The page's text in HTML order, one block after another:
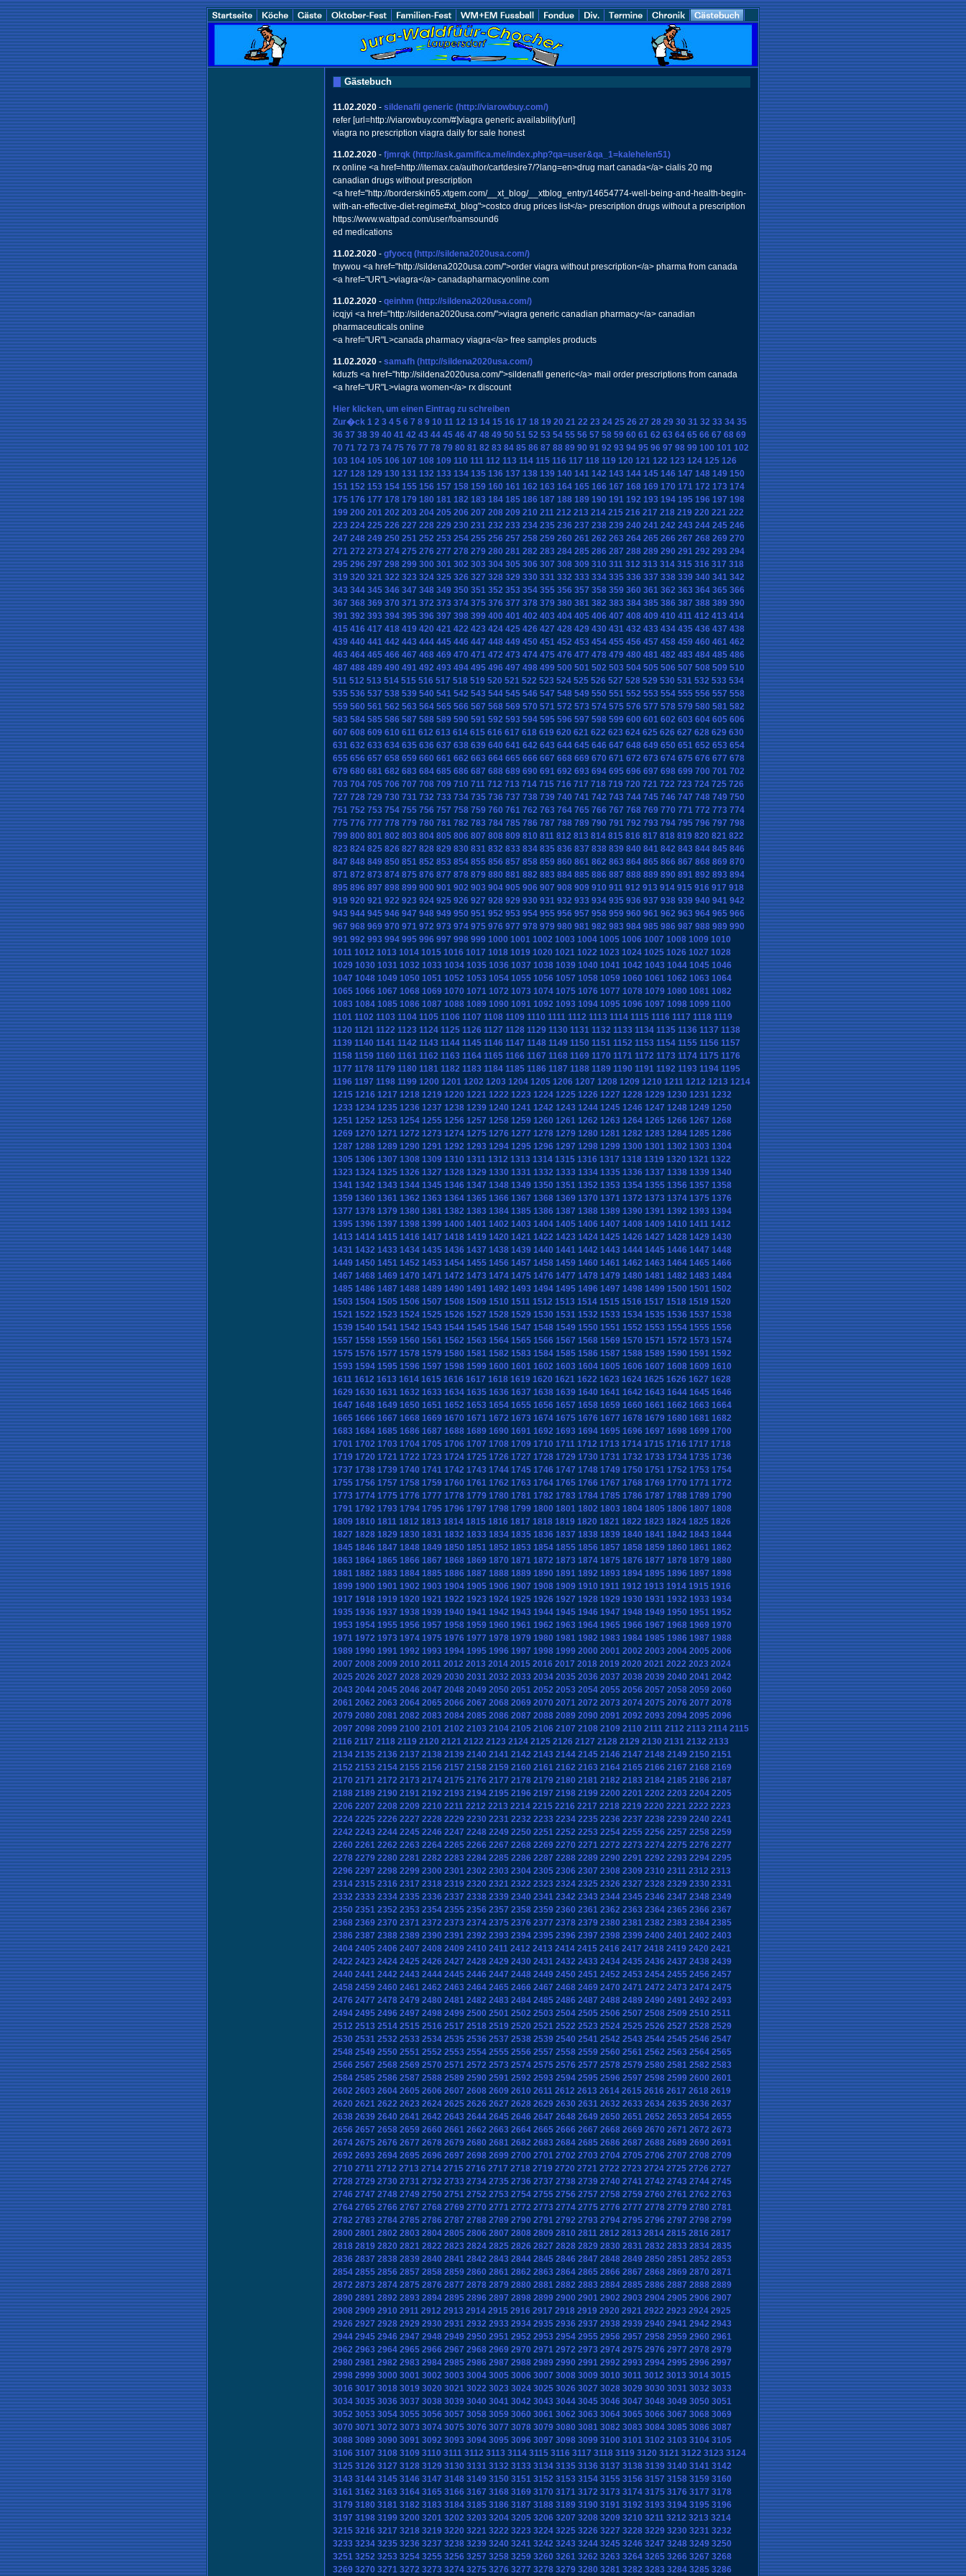
Gästebuch
11.02.2020 - sildenafil generic (http://viarowbuy.com/)
refer [url=http://viarowbuy.com/#]viagra generic availability[/url]
viagra no prescription viagra daily for sale honest
11.02.2020 - fjmrqk (http://ask.gamifica.me/index.php?qa=user&qa_1=kalehelen51)
rx online <a href=http://itemax.ca/author/cartdesire7/?lang=en>drug mart canada</a> cialis 20 mg
canadian drugs without prescription
<a href="http://borderskin65.xtgem.com/__xt_blog/__xtblog_entry/14654774-well-being-and-health-begin-
with-an-effective-diet-regime#xt_blog">costco drug prices list</a> prescription drugs without a prescription
https://www.wattpad.com/user/foamsound6
ed medications
11.02.2020 - gfyocq (http://sildena2020usa.com/)
tnywou <a href="http://sildena2020usa.com/">order viagra without prescription</a> pharma from canada
<a href="UR"L>viagra</a> canadapharmacyonline.com
11.02.2020 - qeinhm (http://sildena2020usa.com/)
icqjyi <a href="http://sildena2020usa.com/">viagra generic canadian pharmacy</a> canadian
pharmaceuticals online
<a href="UR"L>canada pharmacy viagra</a> free samples products
11.02.2020 - samafh (http://sildena2020usa.com/)
kduzfs <a href="http://sildena2020usa.com/">sildenafil generic</a> mail order prescriptions from canada
<a href="UR"L>viagra women</a> rx discount
Hier klicken, um einen Eintrag zu schreiben
Zur�ck 1 2 3 4 5 6 7 8 9 10 11 12 13 14 15 16 17 18 19 20 21 22 23 24 25 26 27 28 29 30 31 32 33 34 35
36 37 38 39 40 41 42 43 44 45 46 47 48 49 50 51 52 53 54 55 56 57 58 59 60 61 62 63 64 65 66 67 68 69
70 71 72 73 74 75 76 77 78 79 80 81 82 83 84 85 86 87 88 89 90 91 92 93 94 95 96 97 98 99 100 101 102
103 104 105 106 107 108 109 110 111 112 113 114 115 116 117 118 119 120 121 122 123 124 125 126
127 128 129 130 131 132 133 134 135 136 137 138 139 140 141 142 143 144 145 146 147 148 149 150
151 152 153 154 155 156 157 158 159 160 161 162 163 164 165 166 167 168 169 170 171 172 173 174
175 176 177 178 179 180 181 182 183 184 185 186 187 188 189 190 191 192 193 194 195 196 197 198
199 200 201 202 203 204 205 206 207 208 209 210 211 212 213 214 215 216 217 218 219 220 221 222
223 224 225 226 227 228 229 230 231 232 233 234 235 236 237 238 239 240 241 242 243 244 245 246
247 248 249 250 251 252 253 254 255 256 257 258 259 260 261 262 263 264 265 266 267 268 269 270
271 272 273 274 275 276 277 278 279 280 281 282 283 284 285 286 287 288 289 290 291 292 293 294
295 296 297 298 299 300 301 302 303 304 305 306 307 308 309 310 311 312 313 314 315 316 317 318
319 320 321 322 323 324 325 326 327 328 329 330 331 332 333 334 335 336 337 338 339 340 341 342
343 344 345 346 347 348 349 350 351 352 353 354 355 356 357 358 359 360 361 362 363 364 365 366
367 368 369 370 371 372 373 374 375 376 377 378 379 380 381 382 383 384 385 386 387 388 389 390
391 392 393 394 395 396 397 398 399 400 401 402 403 404 405 406 407 408 409 410 411 412 413 414
415 416 417 418 419 420 421 422 423 424 425 426 427 428 429 430 431 432 433 434 435 436 437 438
439 440 441 442 443 444 445 446 447 448 449 450 451 452 453 454 455 456 457 458 459 460 461 462
463 464 465 466 467 468 469 470 471 472 473 474 475 476 477 478 479 480 481 482 483 484 485 486
487 488 489 490 491 492 493 494 495 496 497 498 499 500 501 502 503 504 505 506 507 508 509 510
511 512 513 514 515 516 517 518 519 520 521 522 523 524 525 526 527 528 529 530 531 532 533 534
535 536 537 538 539 540 541 542 543 544 545 546 547 548 549 550 551 552 553 554 555 556 557 558
559 560 561 562 563 564 565 566 567 568 569 570 571 572 573 574 575 576 577 578 579 580 581 582
583 584 585 586 587 588 589 590 591 592 593 594 595 596 597 598 599 600 601 602 603 604 605 606
607 608 609 610 611 612 613 614 615 616 617 618 619 620 621 622 623 624 625 626 627 628 629 630
631 632 633 634 635 636 637 638 639 640 641 642 643 644 645 646 647 648 649 650 651 652 653 654
655 656 657 658 659 660 661 662 663 664 665 666 667 668 669 670 671 672 673 674 675 676 677 678
679 680 681 682 683 684 685 686 687 688 689 690 691 692 693 694 695 696 697 698 699 700 701 702
703 704 705 706 707 708 709 710 711 712 713 714 715 716 717 718 719 720 721 722 723 724 725 726
727 728 729 730 731 732 733 734 735 736 737 738 739 740 741 742 743 744 745 746 747 748 749 750
751 752 753 754 755 756 757 758 759 760 761 762 763 764 765 766 767 768 769 770 771 772 773 774
775 776 777 778 779 780 781 782 783 784 785 786 787 788 789 790 791 792 793 794 795 796 797 798
799 800 801 802 803 804 805 806 807 808 809 810 811 812 813 814 815 816 817 818 819 820 821 822
823 824 825 826 827 828 829 830 831 832 833 834 835 836 837 838 839 840 841 842 843 844 845 846
847 848 849 850 851 852 853 854 855 856 857 858 859 860 861 862 863 864 865 866 867 868 869 870
871 872 873 874 875 876 877 878 879 880 881 882 883 884 885 886 887 888 889 890 891 892 893 894
895 896 897 898 899 900 901 902 903 904 905 906 907 908 909 910 911 912 913 914 915 916 917 918
919 920 921 922 923 924 925 926 927 928 929 930 931 932 933 934 935 936 937 938 939 940 941 942
943 944 945 946 947 948 949 950 951 952 953 954 955 956 957 958 959 960 961 962 963 964 965 966
967 968 969 970 971 972 973 974 975 976 977 978 979 980 981 982 983 984 985 986 987 988 989 990
991 992 993 994 995 996 997 998 999 1000 1001 1002 1003 1004 1005 1006 1007 1008 1009 1010
1011 1012 1013 1014 1015 1016 1017 1018 1019 1020 1021 1022 1023 1024 1025 1026 1027 1028
1029 1030 1031 1032 1033 1034 1035 1036 1037 1038 1039 1040 1041 1042 1043 1044 1045 1046
1047 1048 1049 1050 1051 1052 1053 1054 1055 1056 1057 1058 1059 1060 1061 1062 1063 1064
1065 1066 1067 1068 1069 1070 1071 1072 1073 1074 1075 1076 1077 1078 1079 1080 1081 1082
1083 1084 1085 1086 1087 1088 1089 1090 1091 1092 1093 1094 1095 1096 1097 1098 1099 1100
1101 1102 1103 1104 1105 1106 1107 1108 1109 1110 1111 1112 1113 1114 1115 1116 1117 1118 1119
1120 1121 1122 1123 1124 1125 1126 1127 1128 1129 1130 1131 1132 1133 1134 1135 1136 1137 1138
1139 1140 1141 1142 1143 1144 1145 1146 1147 1148 1149 1150 1151 1152 1153 1154 1155 1156 1157
1158 1159 1160 1161 1162 1163 1164 1165 1166 1167 1168 1169 1170 1171 1172 1173 1174 1175 1176
1177 1178 1179 1180 1181 1182 1183 1184 1185 1186 1187 1188 1189 1190 1191 1192 1193 1194 1195
1196 1197 1198 1199 1200 1201 1202 1203 1204 1205 1206 1207 1208 1209 1210 1211 1212 1213 1214
1215 1216 1217 1218 1219 1220 1221 1222 1223 1224 1225 1226 1227 1228 1229 1230 1231 1232
1233 1234 1235 1236 1237 1238 1239 1240 1241 1242 1243 1244 1245 1246 1247 1248 1249 1250
1251 1252 1253 1254 1255 1256 1257 1258 1259 1260 1261 1262 1263 1264 1265 1266 1267 1268
1269 1270 1271 1272 1273 1274 1275 1276 1277 1278 1279 1280 1281 1282 1283 1284 1285 1286
1287 1288 1289 1290 1291 1292 1293 1294 1295 1296 1297 1298 1299 1300 1301 1302 1303 1304
1305 1306 1307 1308 1309 1310 1311 1312 1313 1314 1315 1316 1317 1318 1319 1320 1321 1322
1323 1324 1325 1326 1327 1328 1329 1330 1331 1332 1333 1334 1335 1336 1337 1338 1339 1340
1341 1342 1343 1344 1345 1346 1347 1348 1349 1350 1351 1352 1353 1354 1355 1356 1357 1358
1359 1360 1361 1362 1363 1364 1365 1366 1367 1368 1369 1370 1371 1372 1373 1374 1375 1376
1377 1378 1379 1380 1381 1382 1383 1384 1385 1386 1387 1388 1389 1390 1391 1392 1393 1394
1395 1396 1397 1398 1399 1400 1401 1402 1403 1404 1405 1406 1407 1408 1409 1410 1411 1412
1413 1414 1415 1416 1417 1418 1419 1420 1421 1422 1423 1424 1425 1426 1427 1428 1429 1430
1431 1432 1433 1434 1435 1436 1437 1438 1439 1440 1441 1442 1443 1444 1445 1446 1447 1448
1449 1450 1451 1452 1453 1454 1455 1456 1457 1458 1459 1460 1461 1462 1463 1464 1465 1466
1467 1468 1469 1470 1471 1472 1473 1474 1475 1476 1477 1478 1479 1480 1481 1482 1483 1484
1485 1486 1487 1488 1489 1490 1491 1492 1493 1494 1495 1496 1497 1498 1499 1500 1501 1502
1503 1504 1505 1506 1507 1508 1509 1510 1511 1512 1513 1514 1515 1516 1517 1518 1519 1520
1521 1522 1523 1524 1525 1526 1527 1528 1529 1530 1531 1532 1533 1534 1535 1536 1537 1538
1539 1540 1541 1542 1543 1544 1545 1546 1547 1548 1549 1550 1551 1552 1553 1554 1555 1556
1557 1558 1559 1560 1561 1562 1563 1564 1565 1566 1567 1568 1569 1570 1571 1572 1573 1574
1575 1576 1577 1578 1579 1580 1581 1582 1583 1584 1585 1586 1587 1588 1589 1590 1591 1592
1593 1594 1595 1596 1597 1598 1599 1600 1601 1602 1603 1604 1605 1606 1607 1608 1609 1610
1611 1612 1613 1614 1615 1616 1617 1618 1619 1620 1621 1622 1623 1624 1625 1626 1627 1628
1629 1630 1631 1632 1633 1634 1635 1636 1637 1638 1639 1640 1641 1642 1643 1644 1645 1646
1647 1648 1649 1650 1651 1652 1653 1654 1655 1656 1657 1658 1659 1660 1661 1662 1663 1664
1665 1666 1667 1668 1669 1670 1671 1672 1673 1674 1675 1676 1677 1678 1679 1680 1681 1682
1683 1684 1685 1686 1687 1688 1689 1690 1691 1692 1693 1694 1695 1696 1697 1698 1699 1700
1701 1702 1703 1704 1705 1706 1707 1708 1709 1710 1711 1712 1713 1714 1715 1716 1717 1718
1719 1720 1721 1722 1723 1724 1725 1726 1727 1728 1729 1730 1731 1732 1733 1734 1735 1736
1737 1738 1739 1740 1741 1742 1743 1744 1745 1746 1747 1748 1749 1750 1751 1752 1753 1754
1755 1756 1757 1758 1759 1760 1761 1762 1763 1764 1765 1766 1767 1768 1769 1770 1771 1772
1773 1774 1775 1776 1777 1778 1779 1780 1781 1782 1783 1784 1785 1786 1787 1788 1789 1790
1791 1792 1793 1794 1795 1796 1797 1798 1799 1800 1801 1802 1803 1804 1805 1806 1807 1808
1809 1810 1811 1812 1813 1814 1815 1816 1817 1818 1819 1820 1821 1822 1823 1824 1825 1826
1827 1828 1829 1830 1831 1832 1833 1834 1835 1836 1837 1838 1839 1840 1841 1842 1843 1844
1845 1846 1847 1848 1849 1850 1851 1852 1853 1854 1855 1856 1857 1858 1859 1860 1861 1862
1863 1864 1865 1866 1867 1868 1869 1870 1871 1872 1873 1874 1875 1876 1877 1878 1879 1880
1881 1882 1883 1884 1885 1886 1887 1888 1889 1890 1891 1892 1893 1894 1895 1896 1897 1898
1899 1900 1901 1902 1903 1904 1905 1906 1907 1908 1909 1910 1911 1912 1913 1914 1915 1916
1917 1918 1919 1920 1921 1922 1923 1924 1925 1926 1927 1928 1929 1930 1931 1932 1933 1934
1935 1936 1937 1938 1939 1940 1941 1942 1943 1944 1945 1946 1947 1948 1949 1950 1951 1952
1953 1954 1955 1956 1957 1958 1959 1960 1961 1962 1963 1964 1965 1966 1967 1968 1969 1970
1971 1972 1973 1974 1975 1976 1977 1978 1979 1980 1981 1982 1983 1984 1985 1986 1987 1988
1989 1990 1991 1992 1993 1994 1995 1996 1997 1998 1999 2000 2001 2002 2003 2004 2005 2006
2007 2008 2009 2010 2011 2012 2013 2014 2015 2016 2017 2018 2019 2020 2021 2022 2023 2024
2025 2026 2027 2028 2029 2030 2031 2032 2033 2034 2035 2036 2037 2038 2039 2040 2041 2042
2043 2044 2045 2046 2047 2048 2049 2050 2051 2052 2053 2054 2055 2056 2057 2058 2059 2060
2061 2062 2063 2064 2065 2066 2067 2068 2069 2070 2071 2072 2073 2074 2075 2076 2077 2078
2079 2080 2081 2082 2083 2084 2085 2086 2087 2088 2089 2090 2091 2092 2093 2094 2095 2096
2097 2098 2099 2100 2101 2102 2103 2104 2105 2106 2107 2108 2109 2110 2111 2112 2113 2114 2115
2116 2117 2118 2119 2120 2121 2122 2123 2124 2125 2126 2127 2128 2129 2130 2131 2132 2133
2134 2135 2136 2137 2138 2139 2140 2141 2142 2143 2144 2145 2146 2147 2148 2149 2150 2151
2152 2153 2154 2155 2156 2157 2158 2159 2160 2161 2162 2163 2164 2165 2166 2167 2168 2169
2170 2171 2172 2173 2174 2175 2176 2177 2178 2179 2180 2181 2182 2183 2184 2185 2186 2187
2188 2189 2190 2191 2192 2193 2194 2195 2196 2197 2198 2199 2200 2201 2202 2203 2204 2205
2206 2207 2208 2209 2210 2211 2212 2213 2214 2215 2216 2217 2218 2219 2220 2221 2222 2223
2224 2225 2226 2227 2228 2229 2230 2231 2232 2233 2234 2235 2236 2237 2238 2239 2240 2241
2242 2243 2244 2245 2246 2247 2248 2249 2250 2251 2252 2253 2254 2255 2256 2257 2258 2259
2260 2261 2262 2263 2264 2265 2266 2267 2268 2269 2270 2271 2272 2273 2274 2275 2276 2277
2278 2279 2280 2281 2282 2283 2284 2285 2286 2287 2288 2289 2290 2291 2292 2293 2294 2295
2296 2297 2298 2299 2300 2301 2302 2303 2304 2305 2306 2307 2308 2309 2310 2311 2312 2313
2314 2315 2316 2317 2318 2319 2320 2321 2322 2323 2324 2325 2326 2327 2328 2329 2330 2331
2332 2333 2334 2335 2336 2337 2338 2339 2340 2341 2342 2343 2344 2345 2346 2347 2348 2349
2350 2351 2352 2353 2354 2355 2356 2357 2358 2359 2360 2361 2362 2363 2364 2365 2366 2367
2368 2369 2370 2371 2372 2373 2374 2375 2376 2377 2378 2379 2380 2381 2382 2383 2384 2385
2386 2387 2388 2389 2390 2391 2392 2393 2394 2395 2396 2397 2398 2399 2400 2401 2402 2403
2404 2405 2406 2407 2408 2409 2410 2411 2412 2413 2414 2415 2416 2417 2418 2419 2420 2421
2422 2423 2424 2425 2426 2427 2428 2429 2430 2431 2432 2433 2434 2435 2436 2437 2438 2439
2440 2441 2442 2443 2444 2445 2446 2447 2448 2449 2450 2451 2452 2453 2454 2455 2456 2457
2458 2459 2460 2461 2462 2463 2464 2465 2466 2467 2468 2469 2470 2471 2472 2473 2474 2475
2476 2477 2478 2479 2480 2481 2482 2483 2484 2485 2486 2487 2488 2489 2490 2491 2492 2493
2494 2495 2496 2497 2498 2499 2500 2501 2502 2503 2504 2505 2506 2507 2508 2509 2510 2511
2512 2513 2514 2515 2516 2517 2518 2519 2520 2521 2522 2523 2524 2525 2526 2527 2528 2529
2530 2531 2532 2533 2534 2535 2536 2537 2538 2539 2540 2541 2542 2543 2544 2545 2546 2547
2548 2549 2550 2551 2552 2553 2554 2555 2556 2557 2558 2559 2560 2561 2562 2563 2564 2565
2566 2567 2568 2569 2570 2571 2572 2573 2574 2575 2576 2577 2578 2579 2580 2581 2582 2583
2584 2585 2586 2587 2588 2589 2590 2591 2592 2593 2594 2595 2596 2597 2598 2599 2600 2601
2602 2603 2604 2605 2606 2607 2608 2609 2610 2611 2612 2613 2614 2615 2616 2617 2618 2619
2620 2621 2622 2623 2624 2625 2626 2627 2628 2629 2630 2631 2632 2633 2634 2635 2636 2637
2638 2639 2640 2641 2642 2643 2644 2645 2646 2647 2648 2649 2650 2651 2652 2653 2654 2655
2656 2657 2658 2659 2660 2661 2662 2663 2664 2665 2666 2667 2668 2669 2670 2671 2672 2673
2674 2675 2676 2677 2678 2679 2680 2681 2682 2683 2684 2685 2686 2687 2688 2689 2690 2691
2692 2693 2694 2695 2696 2697 2698 2699 2700 2701 2702 2703 2704 2705 2706 2707 2708 2709
2710 2711 2712 2713 2714 2715 2716 2717 2718 2719 2720 2721 2722 2723 2724 2725 2726 2727
2728 2729 2730 2731 2732 2733 2734 2735 2736 2737 2738 2739 2740 2741 2742 2743 2744 2745
2746 2747 2748 2749 2750 2751 2752 2753 2754 2755 2756 2757 2758 2759 2760 2761 2762 2763
2764 2765 2766 2767 2768 2769 2770 2771 2772 2773 2774 2775 2776 2777 2778 2779 2780 2781
2782 2783 2784 2785 2786 2787 2788 2789 2790 2791 2792 2793 2794 2795 2796 2797 2798 2799
2800 2801 2802 2803 2804 2805 2806 2807 2808 2809 2810 2811 2812 2813 2814 2815 2816 2817
2818 2819 2820 2821 2822 2823 2824 2825 2826 2827 2828 2829 2830 2831 2832 2833 2834 2835
2836 2837 2838 2839 2840 2841 2842 2843 2844 2845 2846 2847 2848 2849 2850 2851 2852 2853
2854 2855 2856 2857 2858 2859 2860 2861 2862 2863 2864 2865 2866 2867 2868 2869 2870 2871
2872 2873 2874 2875 2876 2877 2878 2879 2880 2881 2882 2883 2884 2885 2886 2887 2888 2889
2890 2891 2892 2893 2894 2895 2896 2897 2898 2899 2900 2901 2902 2903 2904 2905 2906 2907
2908 2909 2910 2911 2912 2913 2914 2915 2916 2917 2918 2919 2920 2921 2922 2923 2924 2925
2926 2927 2928 2929 2930 2931 2932 2933 2934 2935 2936 2937 2938 2939 2940 2941 2942 2943
2944 2945 2946 2947 2948 2949 2950 2951 2952 2953 2954 2955 2956 2957 2958 2959 2960 2961
2962 2963 2964 2965 2966 2967 2968 2969 2970 2971 2972 2973 2974 2975 2976 2977 2978 2979
2980 2981 2982 2983 2984 2985 2986 2987 2988 2989 2990 2991 2992 2993 2994 2995 2996 2997
2998 2999 3000 3001 3002 3003 3004 3005 3006 3007 3008 3009 3010 3011 3012 3013 3014 3015
3016 3017 3018 3019 3020 3021 3022 3023 3024 3025 3026 3027 3028 3029 3030 3031 3032 3033
3034 3035 3036 3037 3038 3039 3040 3041 3042 3043 3044 3045 3046 3047 3048 3049 3050 3051
3052 3053 3054 3055 3056 3057 3058 3059 3060 3061 3062 3063 3064 3065 3066 3067 3068 3069
3070 3071 3072 3073 3074 3075 3076 3077 3078 3079 3080 3081 3082 3083 3084 3085 3086 3087
3088 3089 3090 3091 3092 3093 3094 3095 3096 3097 3098 3099 3100 3101 3102 3103 3104 3105
3106 3107 3108 3109 3110 3111 3112 3113 3114 3115 3116 3117 3118 3119 3120 3121 3122 3123 3124
3125 3126 3127 3128 3129 3130 3131 3132 3133 3134 3135 3136 3137 3138 3139 3140 3141 3142
3143 3144 3145 3146 3147 3148 3149 3150 3151 3152 3153 3154 3155 3156 3157 3158 3159 3160
3161 3162 3163 3164 3165 3166 3167 3168 3169 3170 3171 3172 3173 3174 3175 3176 3177 3178
3179 3180 3181 3182 3183 3184 3185 3186 3187 3188 3189 3190 3191 3192 3193 3194 3195 3196
3197 3198 3199 3200 3201 3202 3203 3204 3205 3206 3207 3208 3209 3210 3211 3212 3213 3214
3215 3216 3217 3218 3219 3220 3221 3222 3223 3224 3225 3226 3227 3228 3229 3230 3231 3232
3233 3234 3235 3236 3237 3238 3239 3240 3241 3242 3243 3244 3245 3246 3247 3248 3249 3250
3251 3252 3253 3254 3255 3256 3257 3258 3259 3260 3261 3262 3263 3264 3265 3266 3267 3268
3269 3270 3271 3272 3273 3274 3275 3276 3277 3278 3279 3280 3281 3282 3283 3284 3285 3286